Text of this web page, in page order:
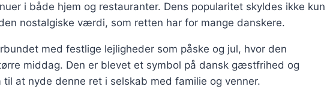
i både hjem og restauranter. Dens popularitet skyldes ikke kun
nostalgiske værdi, som retten har for mange danskere.
med festlige lejligheder som påske og jul, hvor den
middag. Den er blevet et symbol på dansk gæstfrihed og
at nyde denne ret i selskab med familie og venner.